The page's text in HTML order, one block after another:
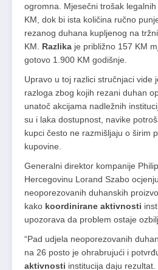
ogromna. Mjesečni trošak
KM, dok bi ista količina ručno
rezanog duhana kupljenog na
KM. Razlika je približno 157 KM
gotovo 1.900 KM godišnje.
Upravo u toj razlici stručnjaci vide
razloga zbog kojih rezani duhan
unatoč akcijama nadležnih
su i laka dostupnost, navike
kupci često ne razmišljaju o širim
kupovine.
Generalni direktor kompanije
Hercegovinu Lorand Szabo
neoporezovanih duhanskih
kako koordinirane aktivnosti
upozorava da problem ostaje
“Pad udjela neoporezovanih
na 26 posto je ohrabrujući i
aktivnosti institucija daju